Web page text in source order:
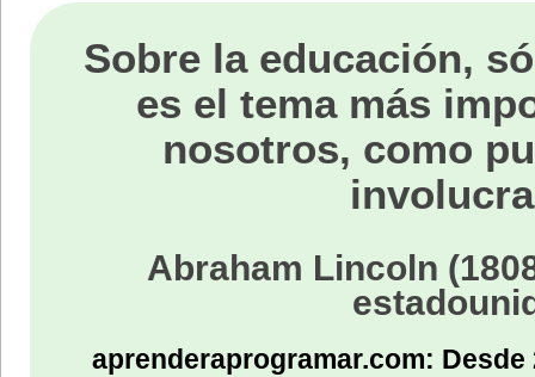
Sobre la educación,
es el tema más
nosotros, como
Abraham Lincoln
aprenderaprogramar.com: